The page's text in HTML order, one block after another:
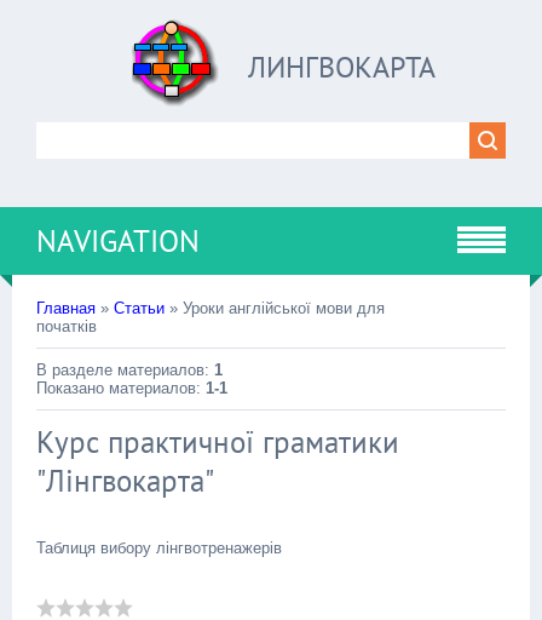
ЛИНГВОКАРТА
NAVIGATION
Главная » Статьи » Уроки англійської мови для
початків
В разделе материалов: 1
Показано материалов: 1-1
Курс практичної граматики
"Лінгвокарта"
Таблиця вибору лінгвотренажерів